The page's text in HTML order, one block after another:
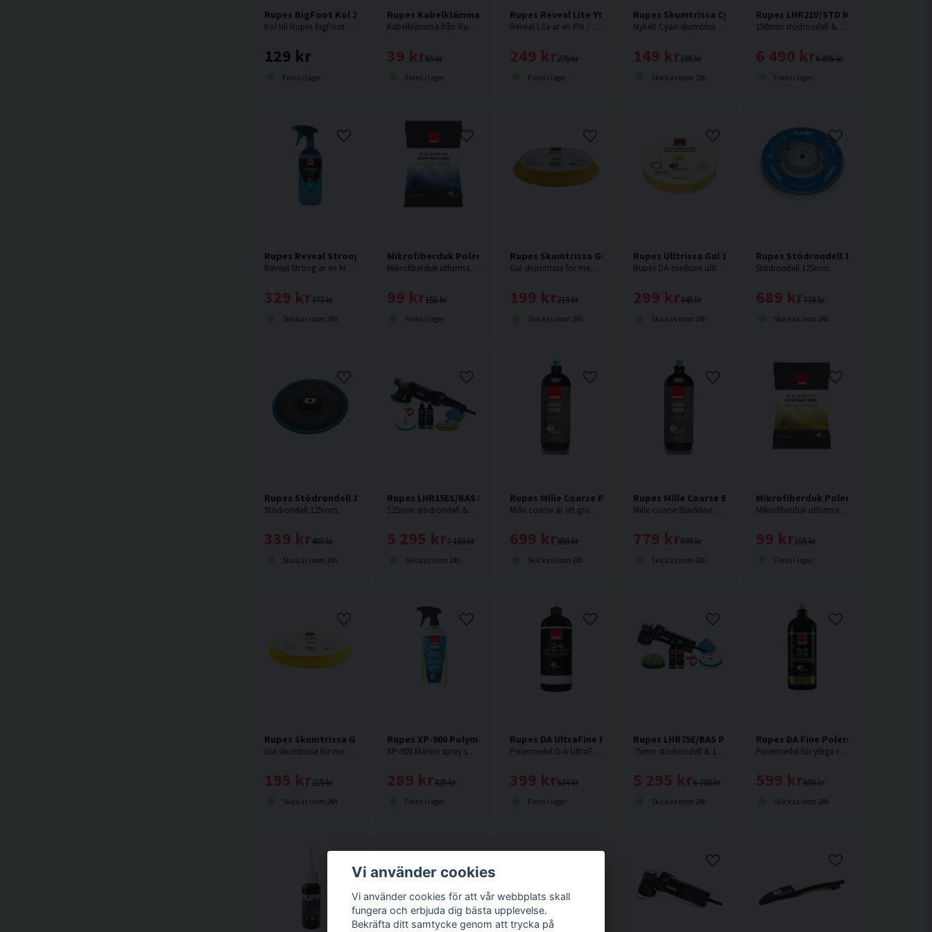
Rupes BigFoot Kol 2st
Kol till Rupes BigFoot maskiner. Säljes som reservdel.
129 kr
Finns i lager
Rupes Kabelklämma Röd
Kabelklämma från Rupes.
65 kr
39 kr
Finns i lager
Rupes Reveal Lite Ytprepareringsmedel 750ml
Reveal Lite är en IPA / ytpreparerings- och ytrengöringsspray.
275 kr
249 kr
Finns i lager
Rupes Skumtrissa Cyan 130/150mm
Nyhet! Cyan skumtrissa för medium/hård aggressivitet. Perfekt enstegstrissa. Passar Rupes LHR15 eller motsvarande med 130mm fästplatta.
185 kr
149 kr
Skickas inom 24h
Rupes LHR21V/STD Mark V
150mm stödrondell & 180mm polerrondell. Senaste modellen från Rupes.
6 895 kr
6 490 kr
Finns i lager
Rupes Reveal Strong Ytprepareringsmedel 750ml
Reveal Strong är en kraftig IPA / ytpreparerings- och ytrengöringsspray.
373 kr
329 kr
Skickas inom 24h
Mikrofiberduk Polering Rupes DA Blå
Mikrofiberduk utformad för att torka bort polerrester.
155 kr
99 kr
Finns i lager
Rupes Skumtrissa Gul 130/150mm
Gul skumtrissa för medium aggressivitet. Passar Rupes LHR15 eller motsvarande med 130mm fästplatta.
210 kr
199 kr
Skickas inom 24h
Rupes Ulltrissa Gul 130/145mm
Rupes DA-medium ulltrissa förenar snabb borttagning av defekter samtidigt som den lämnar en högblank yta efter sig. Passar Rupes LHR15 eller motsvarande med 130mm fästplatta.
345 kr
299 kr
Skickas inom 24h
Rupes Stödrondell 125mm LHR12 &
Stödrondell 125mm.
779 kr
689 kr
Skickas inom 24h
Rupes Stödrondell 125 mm HLR15/LHR15V
Stödrondell 125mm.
400 kr
339 kr
Skickas inom 24h
Rupes LHR15ES/BAS Polermaskin 500w
125mm stödrondell & 150mm polerrondell. Klockrent paket för såväl nybörjare som proffs. Rupes BigFoot LHR15ES.
7 188 kr
5 295 kr
Skickas inom 24h
Rupes Mille Coarse Polermedel 1L
Mille coarse är ett grovt specialpolermedel för ljusa lacktyper, kolfiber, gelcoat samt andra kompositmaterial.
850 kr
699 kr
Skickas inom 24h
Rupes Mille Coarse Blackline Polermedel 1L
Mille coarse Blackline är ett grovt specialpolermedel för mörka lacker, gelcoat, kolfiber samt andra kompositmaterial.
939 kr
779 kr
Skickas inom 24h
Mikrofiberduk Polering Rupes DA Gul
Mikrofiberduk utformad för att torka bort polerrester.
155 kr
99 kr
Finns i lager
Rupes Skumtrissa Gul 150/180mm
Gul skumtrissa för medium aggressivitet. Passar Rupes LHR21 eller motsvarande med 150mm fästplatta.
215 kr
195 kr
Skickas inom 24h
Rupes XP-900 Polymer Sealant Gelcoat Försegling 500ml
XP-900 Marine spray sealant är det snabbaste sättet att få skydd och glans för din båt. Produkten är mycket säker att använda utan risk för att skada.
325 kr
289 kr
Finns i lager
Rupes DA UltraFine Polermedel 1L
Polermedel D-A UltraFine är ett ultrafint polermedel utvecklat för oscillerande polermaskiner.
524 kr
399 kr
Finns i lager
Rupes LHR75E/BAS Polermaskin 400w
75mm stödrondell & 100mm polerrondell.
6 700 kr
5 295 kr
Skickas inom 24h
Rupes DA Fine Polermedel 1L
Polermedel för ytliga repor.
809 kr
599 kr
Skickas inom 24h
Vi använder cookies
Vi använder cookies för att vår webbplats skall
fungera och erbjuda dig bästa upplevelse.
Bekräfta ditt samtycke genom att trycka på